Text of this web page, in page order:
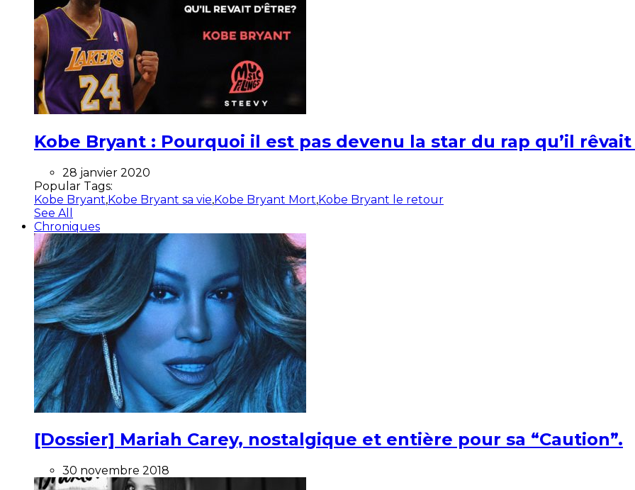
Kobe Bryant : Pourquoi il est pas devenu la star du rap qu’il rêvait
28 janvier 2020
Popular Tags:
Kobe Bryant,Kobe Bryant sa vie,Kobe Bryant Mort,Kobe Bryant le retour
See All
Chroniques
[Dossier] Mariah Carey, nostalgique et entière pour sa “Caution”.
30 novembre 2018